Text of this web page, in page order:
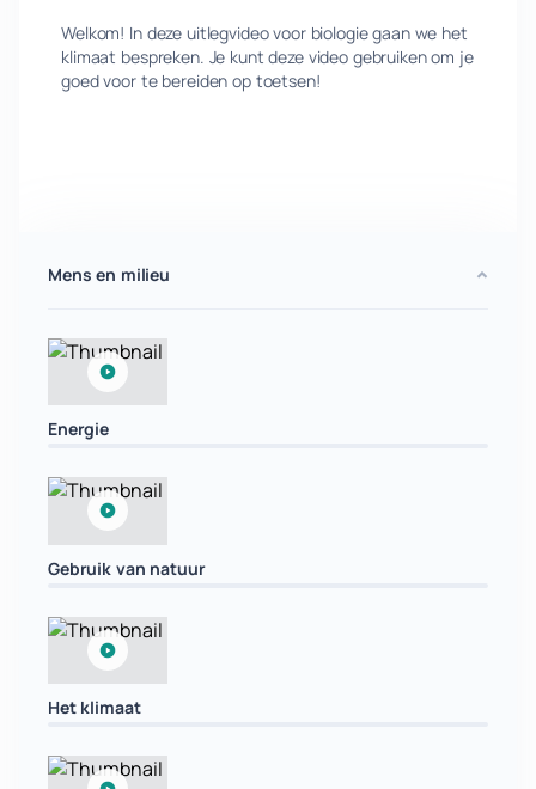
Welkom! In deze uitlegvideo voor biologie gaan we het
klimaat bespreken. Je kunt deze video gebruiken om je
goed voor te bereiden op toetsen!
Mens en milieu
Energie
Gebruik van natuur
Het klimaat